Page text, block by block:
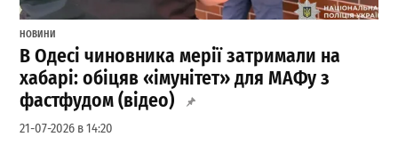
НОВИНИ
В Одесі чиновника мерії затримали на
хабарі: обіцяв «імунітет» для МАФу з
фастфудом (відео)
21-07-2026 в 14:20